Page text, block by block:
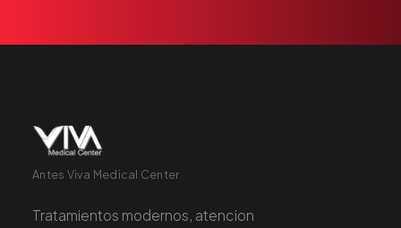
Antes Viva Medical Center
Tratamientos modernos, atencion